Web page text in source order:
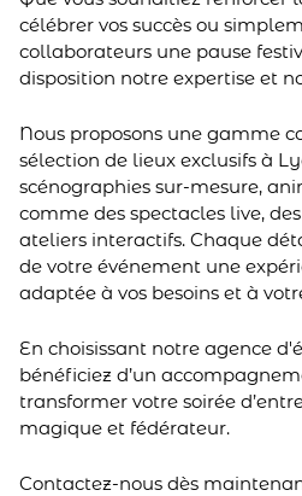
célébrer vos succès ou
collaborateurs une pause
disposition notre expertise et
Nous proposons une gamme
sélection de lieux exclusifs à
scénographies sur-mesure,
comme des spectacles live,
ateliers interactifs. Chaque
de votre événement une
adaptée à vos besoins et à
En choisissant notre agence
bénéficiez d’un
transformer votre soirée
magique et fédérateur.
Contactez-nous dès